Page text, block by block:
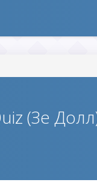
(Зе